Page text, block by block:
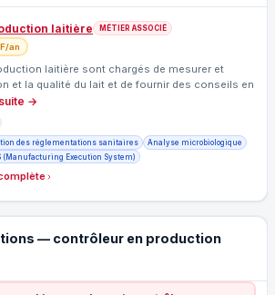
laitière MÉTIER ASSOCIÉ
an
laitière sont chargés de mesurer et
et la qualité du lait et de fournir des conseils en
→
des réglementations sanitaires
Analyse microbiologique
Execution System)
— contrôleur en production